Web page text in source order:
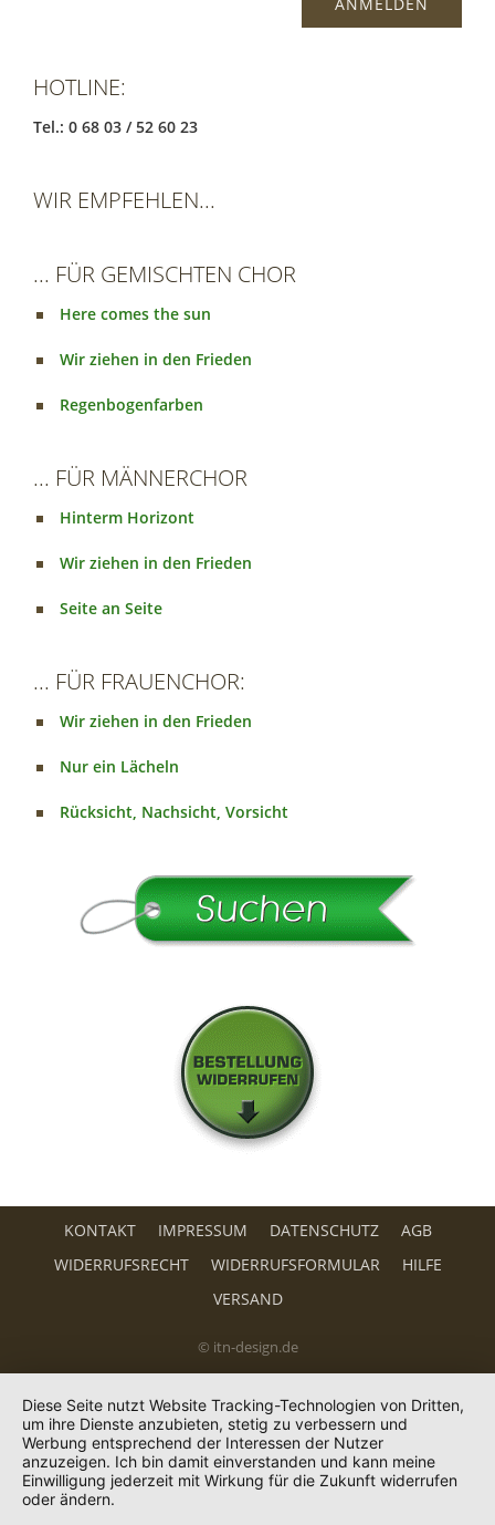
HOTLINE:
Tel.: 0 68 03 / 52 60 23
WIR EMPFEHLEN...
... FÜR GEMISCHTEN CHOR
Here comes the sun
Wir ziehen in den Frieden
Regenbogenfarben
... FÜR MÄNNERCHOR
Hinterm Horizont
Wir ziehen in den Frieden
Seite an Seite
... FÜR FRAUENCHOR:
Wir ziehen in den Frieden
Nur ein Lächeln
Rücksicht, Nachsicht, Vorsicht
KONTAKT IMPRESSUM DATENSCHUTZ
AGB
WIDERRUFSRECHT
WIDERRUFSFORMULAR
HILFE
VERSAND
© itn-design.de
Diese Seite nutzt Website Tracking-Technologien von Dritten,
um ihre Dienste anzubieten, stetig zu verbessern und
Werbung entsprechend der Interessen der Nutzer
anzuzeigen. Ich bin damit einverstanden und kann meine
Einwilligung jederzeit mit Wirkung für die Zukunft widerrufen
oder ändern.